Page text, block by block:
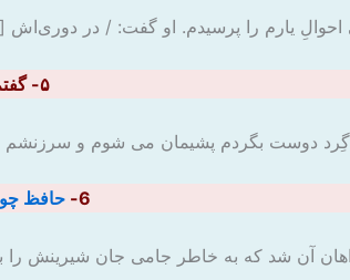
احوالِ یارم را پرسیدم. او گفت: / در
۵- گفتم ملامت آید گر گِرد دوست گردم / وَاللّه ما رَأَیْنا حُبّاً بِلا مَلامَه
گِرد دوست بگردم پشیمان می شوم و سرزنشم
6- حافظ
آن شد که به خاطر جامی جان شیرینش را